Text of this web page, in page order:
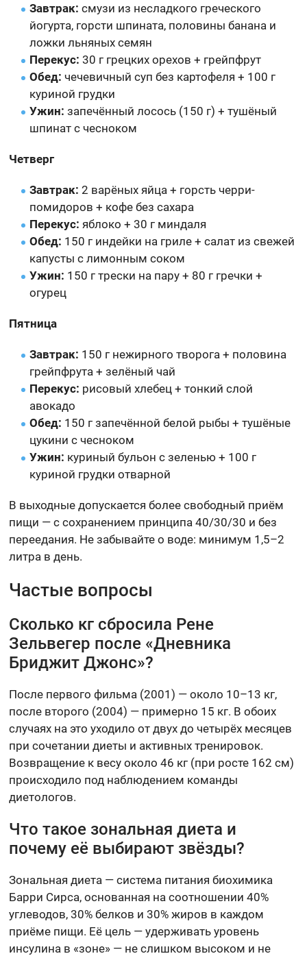
Завтрак: смузи из несладкого греческого
йогурта, горсти шпината, половины банана и
ложки льняных семян
Перекус: 30 г грецких орехов + грейпфрут
Обед: чечевичный суп без картофеля + 100 г
куриной грудки
Ужин: запечённый лосось (150 г) + тушёный
шпинат с чесноком
Четверг
Завтрак: 2 варёных яйца + горсть черри-
помидоров + кофе без сахара
Перекус: яблоко + 30 г миндаля
Обед: 150 г индейки на гриле + салат из свежей
капусты с лимонным соком
Ужин: 150 г трески на пару + 80 г гречки +
огурец
Пятница
Завтрак: 150 г нежирного творога + половина
грейпфрута + зелёный чай
Перекус: рисовый хлебец + тонкий слой
авокадо
Обед: 150 г запечённой белой рыбы + тушёные
цукини с чесноком
Ужин: куриный бульон с зеленью + 100 г
куриной грудки отварной
В выходные допускается более свободный приём
пищи — с сохранением принципа 40/30/30 и без
переедания. Не забывайте о воде: минимум 1,5–2
литра в день.
Частые вопросы
Сколько кг сбросила Рене
Зельвегер после «Дневника
Бриджит Джонс»?
После первого фильма (2001) — около 10–13 кг,
после второго (2004) — примерно 15 кг. В обоих
случаях на это уходило от двух до четырёх месяцев
при сочетании диеты и активных тренировок.
Возвращение к весу около 46 кг (при росте 162 см)
происходило под наблюдением команды
диетологов.
Что такое зональная диета и
почему её выбирают звёзды?
Зональная диета — система питания биохимика
Барри Сирса, основанная на соотношении 40%
углеводов, 30% белков и 30% жиров в каждом
приёме пищи. Её цель — удерживать уровень
инсулина в «зоне» — не слишком высоком и не